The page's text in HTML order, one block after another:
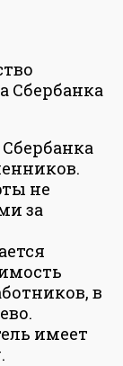
Сбербанка
не
за
в
имеет